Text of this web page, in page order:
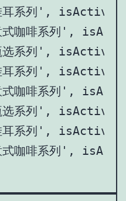
系列',
咖啡系列',
系列',
系列',
咖啡系列',
系列',
系列',
咖啡系列',